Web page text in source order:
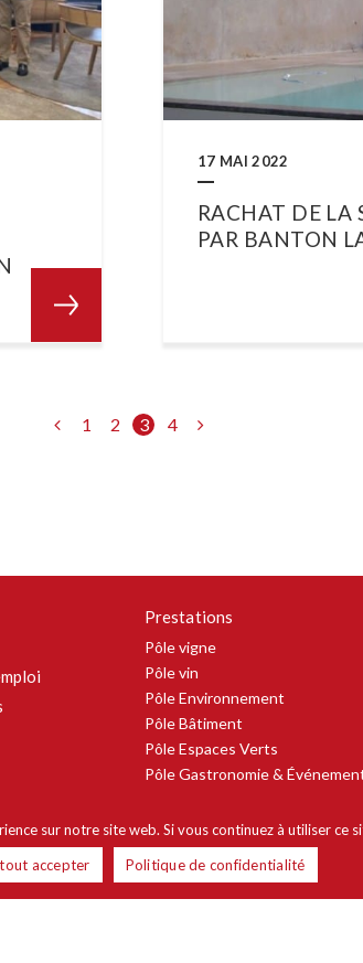
17 MAI 2022
RACHAT DE LA
PAR BANTON
1 2 3 4
Prestations
Pôle vigne
Pôle vin
Pôle Environnement
Pôle Bâtiment
Pôle Espaces Verts
Pôle Gastronomie &
sur notre site web. Si vous continuez à utiliser ce
accepter
Politique de confidentialité